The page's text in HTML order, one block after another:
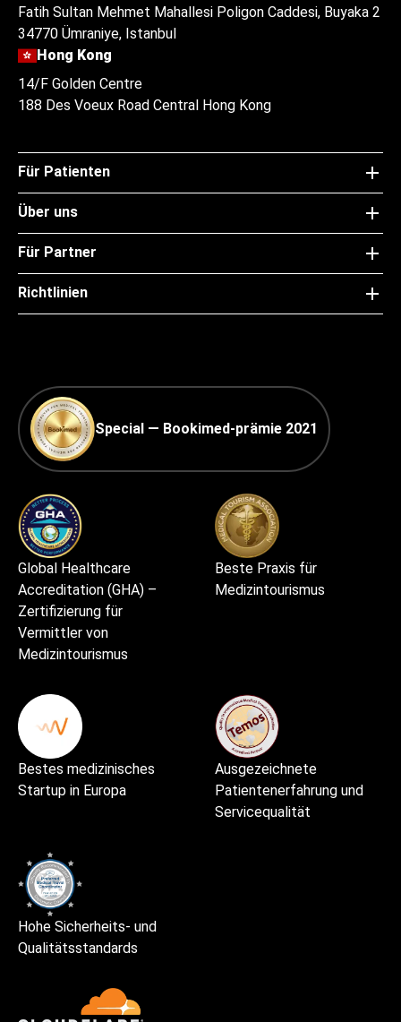
Fatih Sultan Mehmet Mahallesi Poligon Caddesi, Buyaka 2
34770 Ümraniye, Istanbul
Hong Kong
14/F Golden Centre
188 Des Voeux Road Central Hong Kong
Für Patienten
Über uns
Für Partner
Richtlinien
Special — Bookimed-prämie 2021
Global Healthcare
Accreditation (GHA) –
Zertifizierung für
Vermittler von
Medizintourismus
Beste Praxis für
Medizintourismus
Bestes medizinisches
Startup in Europa
Ausgezeichnete
Patientenerfahrung und
Servicequalität
Hohe Sicherheits- und
Qualitätsstandards